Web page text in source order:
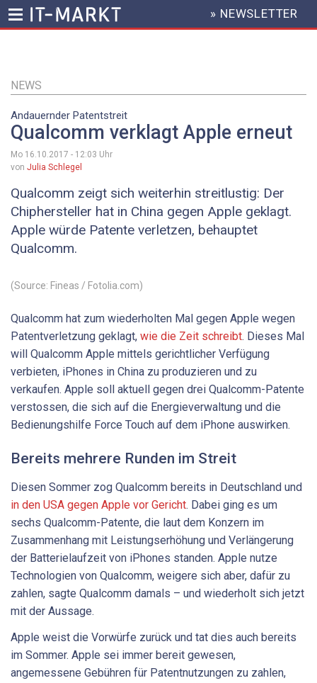
Inhalt
HEADER
MENU
» NEWSLETTER
NEWS
Andauernder Patentstreit
Qualcomm verklagt Apple erneut
Mo 16.10.2017 - 12:03 Uhr
von Julia Schlegel
Qualcomm zeigt sich weiterhin streitlustig: Der
Chiphersteller hat in China gegen Apple geklagt.
Apple würde Patente verletzen, behauptet
Qualcomm.
(Source: Fineas / Fotolia.com)
Qualcomm hat zum wiederholten Mal gegen Apple wegen
Patentverletzung geklagt, wie die Zeit schreibt. Dieses Mal
will Qualcomm Apple mittels gerichtlicher Verfügung
verbieten, iPhones in China zu produzieren und zu
verkaufen. Apple soll aktuell gegen drei Qualcomm-Patente
verstossen, die sich auf die Energieverwaltung und die
Bedienungshilfe Force Touch auf dem iPhone auswirken.
Bereits mehrere Runden im Streit
Diesen Sommer zog Qualcomm bereits in Deutschland und
in den USA gegen Apple vor Gericht. Dabei ging es um
sechs Qualcomm-Patente, die laut dem Konzern im
Zusammenhang mit Leistungserhöhung und Verlängerung
der Batterielaufzeit von iPhones standen. Apple nutze
Technologien von Qualcomm, weigere sich aber, dafür zu
zahlen, sagte Qualcomm damals – und wiederholt sich jetzt
mit der Aussage.
Apple weist die Vorwürfe zurück und tat dies auch bereits
im Sommer. Apple sei immer bereit gewesen,
angemessene Gebühren für Patentnutzungen zu zahlen,